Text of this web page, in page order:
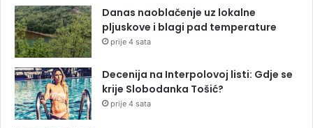
Danas naoblačenje uz lokalne
pljuskove i blagi pad temperature
prije 4 sata
Decenija na Interpolovoj listi: Gdje se
krije Slobodanka Tošić?
prije 4 sata